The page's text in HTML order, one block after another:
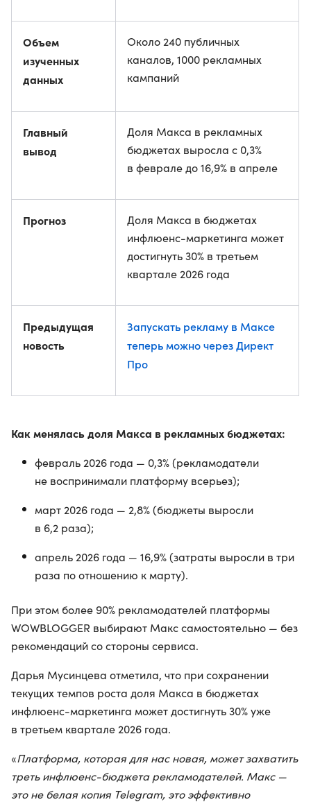
Объем
изученных
данных
Около 240 публичных
каналов, 1000 рекламных
кампаний
Главный
вывод
Доля Макса в рекламных
бюджетах выросла с 0,3%
в феврале до 16,9% в апреле
Прогноз
Доля Макса в бюджетах
инфлюенс-маркетинга может
достигнуть 30% в третьем
квартале 2026 года
Предыдущая
новость
Запускать рекламу в Максе
теперь можно через Директ
Про
Как менялась доля Макса в рекламных бюджетах:
февраль 2026 года — 0,3% (рекламодатели
не воспринимали платформу всерьез);
март 2026 года — 2,8% (бюджеты выросли
в 6,2 раза);
апрель 2026 года — 16,9% (затраты выросли в три
раза по отношению к марту).
При этом более 90% рекламодателей платформы
WOWBLOGGER выбирают Макс самостоятельно — без
рекомендаций со стороны сервиса.
Дарья Мусинцева отметила, что при сохранении
текущих темпов роста доля Макса в бюджетах
инфлюенс-маркетинга может достигнуть 30% уже
в третьем квартале 2026 года.
«Платформа, которая для нас новая, может захватить
треть инфлюенс-бюджета рекламодателей. Макс —
это не белая копия Telegram, это эффективно